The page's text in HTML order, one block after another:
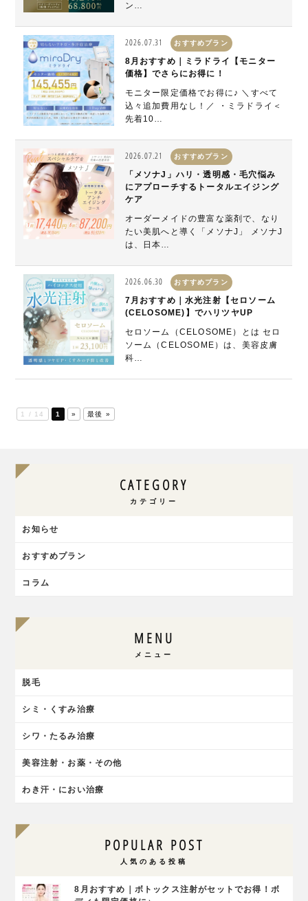
ン…
2026.07.31 おすすめプラン
8月おすすめ｜ミラドライ【モニター
価格】でさらにお得に！
モニター限定価格でお得に♪ ＼すべて
込々追加費用なし！／ ・ミラドライ＜
先着10…
2026.07.21 おすすめプラン
「メソナJ」ハリ・透明感・毛穴悩み
にアプローチするトータルエイジング
ケア
オーダーメイドの豊富な薬剤で、なり
たい美肌へと導く「メソナJ」 メソナJ
は、日本…
2026.06.30 おすすめプラン
7月おすすめ｜水光注射【セロソーム
(CELOSOME)】でハリツヤUP
セロソーム（CELOSOME）とは セロ
ソーム（CELOSOME）は、美容皮膚
科…
1 / 14 1 » 最後 »
CATEGORY
カテゴリー
お知らせ
おすすめプラン
コラム
MENU
メニュー
脱毛
シミ・くすみ治療
シワ・たるみ治療
美容注射・お薬・その他
わき汗・におい治療
POPULAR POST
人気のある投稿
8月おすすめ｜ボトックス注射がセットでお得！ボ